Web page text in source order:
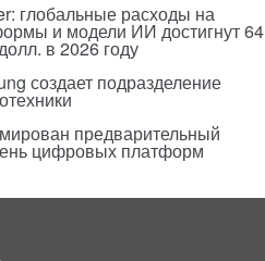
глобальные расходы на
и модели ИИ достигнут 64
в 2026 году
создает подразделение
предварительный
цифровых платформ